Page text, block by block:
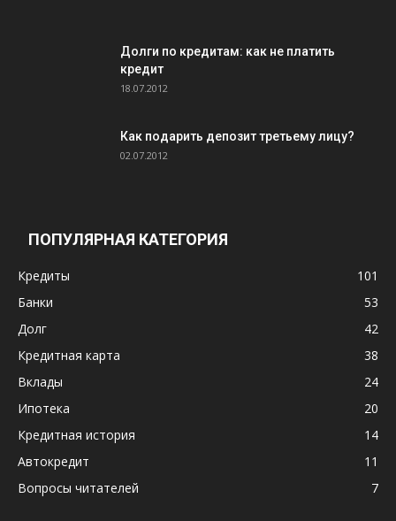
Долги по кредитам: как не платить
кредит
18.07.2012
Как подарить депозит третьему лицу?
02.07.2012
ПОПУЛЯРНАЯ КАТЕГОРИЯ
Кредиты
101
Банки
53
Долг
42
Кредитная карта
38
Вклады
24
Ипотека
20
Кредитная история
14
Автокредит
11
Вопросы читателей
7